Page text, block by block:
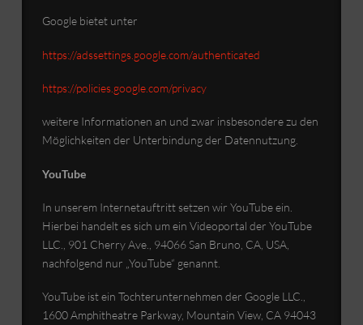
Google bietet unter
https://adssettings.google.com/authenticated
https://policies.google.com/privacy
weitere Informationen an und zwar insbesondere zu den
Möglichkeiten der Unterbindung der Datennutzung.
YouTube
In unserem Internetauftritt setzen wir YouTube ein.
Hierbei handelt es sich um ein Videoportal der YouTube
LLC., 901 Cherry Ave., 94066 San Bruno, CA, USA,
nachfolgend nur „YouTube“ genannt.
YouTube ist ein Tochterunternehmen der Google LLC.,
1600 Amphitheatre Parkway, Mountain View, CA 94043